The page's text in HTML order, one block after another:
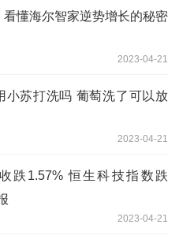
看懂海尔智家逆势增长的秘密
2023-04-21
小苏打洗吗 葡萄洗了可以放
2023-04-21
跌1.57% 恒生科技指数跌
2023-04-21